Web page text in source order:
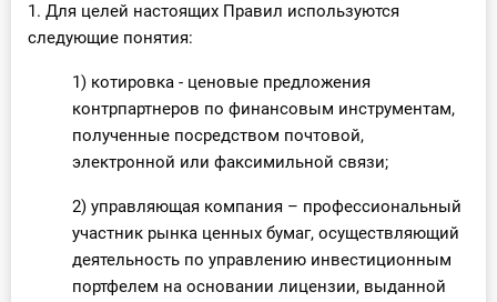
1. Для целей настоящих Правил используются
следующие понятия:
1) котировка - ценовые предложения
контрпартнеров по финансовым инструментам,
полученные посредством почтовой,
электронной или факсимильной связи;
2) управляющая компания – профессиональный
участник рынка ценных бумаг, осуществляющий
деятельность по управлению инвестиционным
портфелем на основании лицензии, выданной